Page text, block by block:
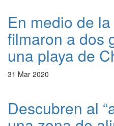
En medio de
filmaron a dos
una playa de
31 Mar 2020
Descubren al